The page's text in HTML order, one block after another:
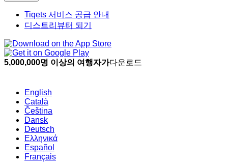
Tiqets 서비스 공급 안내
디스트리뷰터 되기
5,000,000명 이상의 여행자가다운로드
English
Català
Čeština
Dansk
Deutsch
Ελληνικά
Español
Français